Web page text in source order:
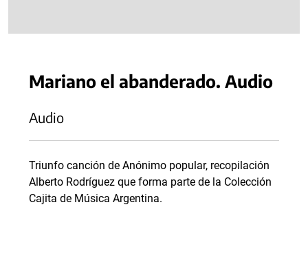
Mariano el abanderado. Audio
Audio
Triunfo canción de Anónimo popular, recopilación
Alberto Rodríguez que forma parte de la Colección
Cajita de Música Argentina.